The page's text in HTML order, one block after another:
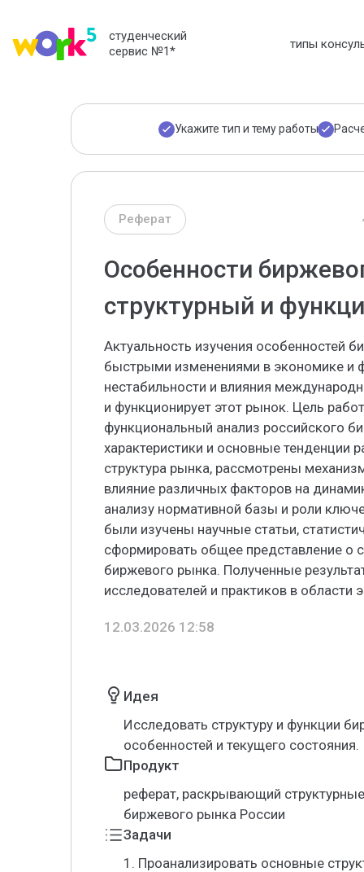
студенческий
сервис №1* типы
Укажите тип и тему работы
Реферат
Особенности
структурный и
Актуальность изучения особенностей
быстрыми изменениями в экономике и
нестабильности и влияния
и функционирует этот рынок. Цель
функциональный анализ российского
характеристики и основные тенденции
структура рынка, рассмотрены
влияние различных факторов на
анализу нормативной базы и роли
были изучены научные статьи,
сформировать общее представление о
биржевого рынка. Полученные
исследователей и практиков в области
12.03.2026 12:58
Идея
Исследовать структуру и функции
особенностей и текущего состояния.
Продукт
реферат, раскрывающий
биржевого рынка России
Задачи
1. Проанализировать основные